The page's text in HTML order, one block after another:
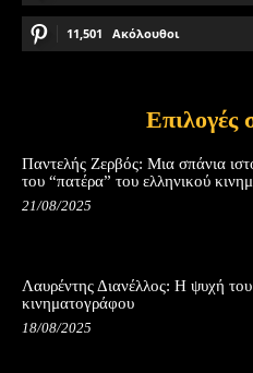
11,501 Ακόλουθοι
Επιλογές
Παντελής Ζερβός: Μια σπάνια
του “πατέρα” του ελληνικού
21/08/2025
Λαυρέντης Διανέλλος: Η ψυχή του
κινηματογράφου
18/08/2025